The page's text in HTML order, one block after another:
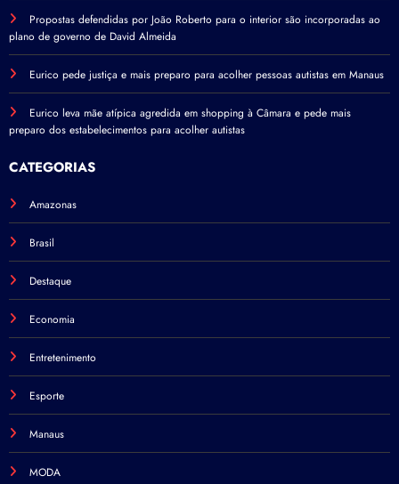
Propostas defendidas por João Roberto para o interior são incorporadas ao
plano de governo de David Almeida
Eurico pede justiça e mais preparo para acolher pessoas autistas em Manaus
Eurico leva mãe atípica agredida em shopping à Câmara e pede mais
preparo dos estabelecimentos para acolher autistas
CATEGORIAS
Amazonas
Brasil
Destaque
Economia
Entretenimento
Esporte
Manaus
MODA